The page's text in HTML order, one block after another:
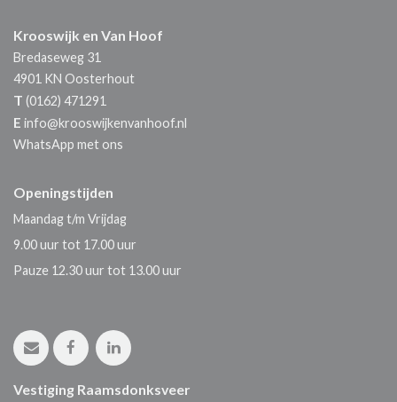
Krooswijk en Van Hoof
Bredaseweg 31
4901 KN Oosterhout
T (0162) 471291
E info@krooswijkenvanhoof.nl
WhatsApp met ons
Openingstijden
Maandag t/m Vrijdag
9.00 uur tot 17.00 uur
Pauze 12.30 uur tot 13.00 uur
Vestiging Raamsdonksveer